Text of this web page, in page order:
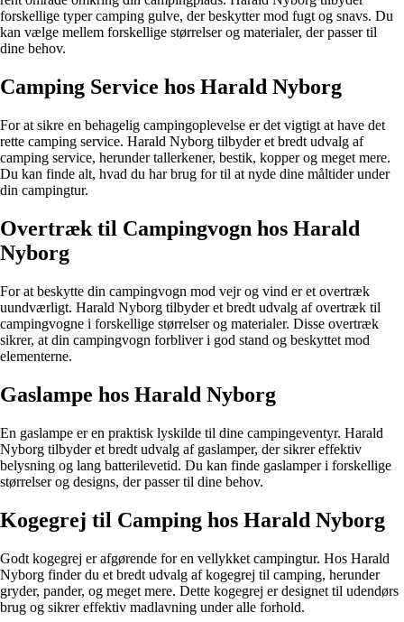
forskellige typer camping gulve, der beskytter mod fugt og snavs. Du
kan vælge mellem forskellige størrelser og materialer, der passer til
dine behov.
Camping Service hos Harald Nyborg
For at sikre en behagelig campingoplevelse er det vigtigt at have det
rette camping service. Harald Nyborg tilbyder et bredt udvalg af
camping service, herunder tallerkener, bestik, kopper og meget mere.
Du kan finde alt, hvad du har brug for til at nyde dine måltider under
din campingtur.
Overtræk til Campingvogn hos Harald
Nyborg
For at beskytte din campingvogn mod vejr og vind er et overtræk
uundværligt. Harald Nyborg tilbyder et bredt udvalg af overtræk til
campingvogne i forskellige størrelser og materialer. Disse overtræk
sikrer, at din campingvogn forbliver i god stand og beskyttet mod
elementerne.
Gaslampe hos Harald Nyborg
En gaslampe er en praktisk lyskilde til dine campingeventyr. Harald
Nyborg tilbyder et bredt udvalg af gaslamper, der sikrer effektiv
belysning og lang batterilevetid. Du kan finde gaslamper i forskellige
størrelser og designs, der passer til dine behov.
Kogegrej til Camping hos Harald Nyborg
Godt kogegrej er afgørende for en vellykket campingtur. Hos Harald
Nyborg finder du et bredt udvalg af kogegrej til camping, herunder
gryder, pander, og meget mere. Dette kogegrej er designet til udendørs
brug og sikrer effektiv madlavning under alle forhold.